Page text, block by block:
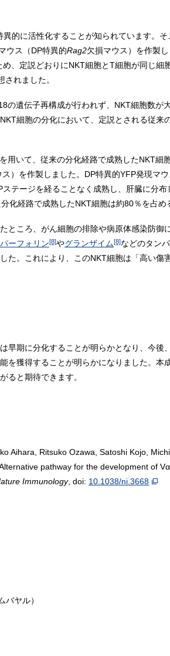
異的に活性化することが知られています。
ウス（DP特異的Rag2欠損マウス）を作製
、定説どおりにNKT細胞とT細胞が同じ細
れました。
の遺伝子再構成が行われず、NKT細胞数が
細胞の分化において、定説とされる従来
用いて、従来の分化経路で成熟したNKT細
）を作製しました。DP特異的YFP発現マ
テージを経ることなく成熟し、肝臓に分
化経路で成熟したNKT細胞は約80％を占め
ところ、がん細胞の排除や病原体感染防
パーフォリン[8]やグランザイム[8]などのタン
た。これにより、このNKT細胞は「高い傷
早期に分化することが明らかとなり、今後
を獲得することが明らかになりました。
ると期待できます。
Aihara, Ritsuko Ozawa, Satoshi Kojo,
pathway for the development of
Immunology, doi: 10.1038/ni.3668
ヤル）